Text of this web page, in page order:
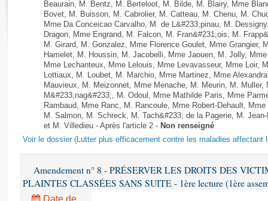
Rapports d'enquête
Rapports législatifs
Rapports sur l'application des lois
Baromètre de l’application des lois
Dossiers législatifs
Budget et sécurité sociale
Questions écrites et orales
Comptes rendus des débats
Beaurain, M. Bentz, M. Berteloot, M. Bilde, M. Blairy, Mme
Bovet, M. Buisson, M. Cabrolier, M. Catteau, M. Chenu, M.
Mme Da Conceicao Carvalho, M. de L&#233;pinau, M.
Dragon, Mme Engrand, M. Falcon, M. Fran&#231;ois, M.
M. Girard, M. Gonzalez, Mme Florence Goulet, Mme Grangier,
Hamelet, M. Houssin, M. Jacobelli, Mme Jaouen, M. Jolly,
Mme Lechanteux, Mme Lelouis, Mme Levavasseur, Mme Loir,
Lottiaux, M. Loubet, M. Marchio, Mme Martinez, Mme
Mauvieux, M. Meizonnet, Mme Menache, M. Meurin, M. Muller,
M&#233;nag&#233;, M. Odoul, Mme Mathilde Paris, Mme
Rambaud, Mme Ranc, M. Rancoule, Mme Robert-Dehault,
M. Salmon, M. Schreck, M. Tach&#233; de la Pagerie, M.
et M. Villedieu - Après l'article 2 - Non renseigné
Voir le dossier (Lutter plus efficacement contre les maladies affectant
Amendement n° 8 - PRÉSERVER LES DROITS DES
PLAINTES CLASSÉES SANS SUITE - 1ère lecture (1ère
Date de